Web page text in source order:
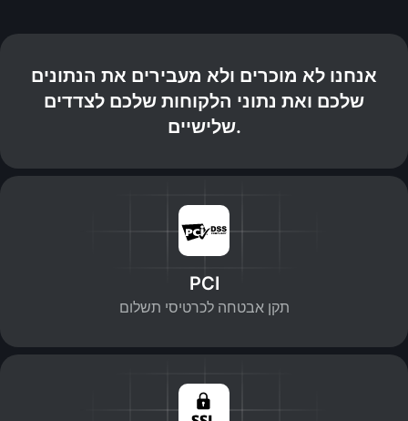
אנחנו לא מוכרים ולא מעבירים את הנתונים
שלכם ואת נתוני הלקוחות שלכם לצדדים
שלישיים.
PCI
תקן אבטחה לכרטיסי תשלום